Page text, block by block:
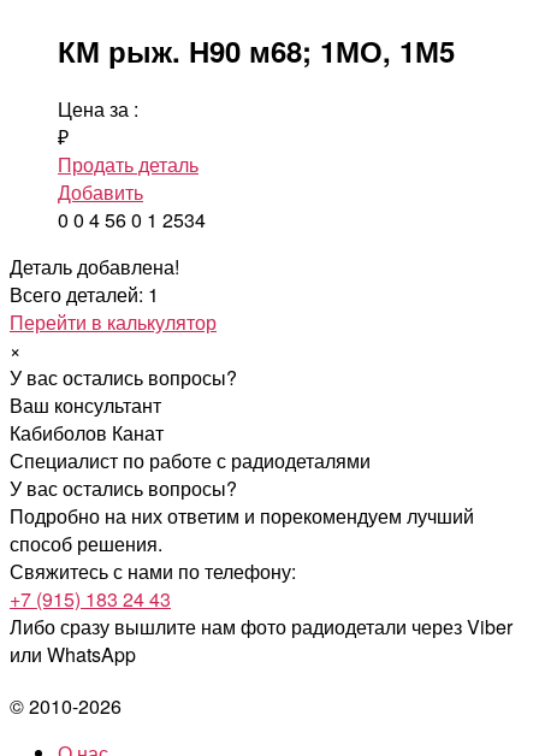
КМ рыж. Н90 м68; 1МО, 1М5
Цена за :
₽
Продать деталь
Добавить
0 0 4560 1 2534
Деталь добавлена!
Всего деталей: 1
Перейти в калькулятор
×
У вас остались вопросы?
Ваш консультант
Кабиболов Канат
Специалист по работе с радиодеталями
У вас остались вопросы?
Подробно на них ответим и порекомендуем лучший
способ решения.
Свяжитесь с нами по телефону:
+7 (915) 183 24 43
Либо сразу вышлите нам фото радиодетали через Viber
или WhatsApp
© 2010-2026